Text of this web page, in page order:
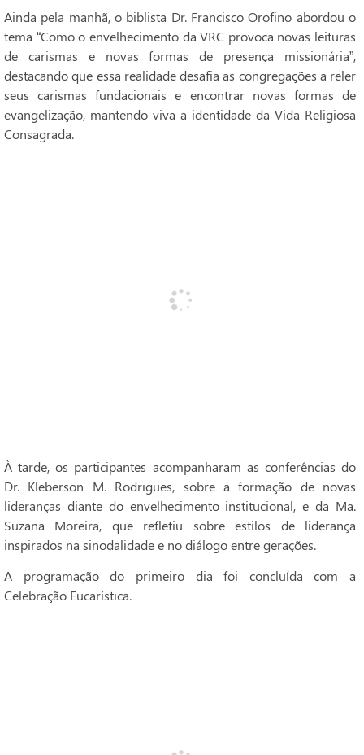
Ainda pela manhã, o biblista Dr. Francisco Orofino abordou o
tema “Como o envelhecimento da VRC provoca novas leituras
de carismas e novas formas de presença missionária”,
destacando que essa realidade desafia as congregações a reler
seus carismas fundacionais e encontrar novas formas de
evangelização, mantendo viva a identidade da Vida Religiosa
Consagrada.
À tarde, os participantes acompanharam as conferências do
Dr. Kleberson M. Rodrigues, sobre a formação de novas
lideranças diante do envelhecimento institucional, e da Ma.
Suzana Moreira, que refletiu sobre estilos de liderança
inspirados na sinodalidade e no diálogo entre gerações.
A programação do primeiro dia foi concluída com a
Celebração Eucarística.